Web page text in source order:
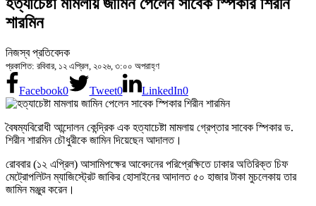
শারমিন
নিজস্ব প্রতিবেদক
প্রকাশিত: রবিবার, ১২ এপ্রিল, ২০২৬, ৩:০০ অপরাহ্ণ
Facebook0 Tweet0 LinkedIn0
বৈষম্যবিরোধী আন্দোলন কেন্দ্রিক এক হত্যাচেষ্টা মামলায় গ্রেপ্তার সাবেক স্পিকার ড.
শিরীন শারমিন চৌধুরীকে জামিন দিয়েছেন আদালত।
রোববার (১২ এপ্রিল) আসামিপক্ষের আবেদনের পরিপ্রেক্ষিতে ঢাকার অতিরিক্ত চিফ
মেট্রোপলিটন ম্যাজিস্ট্রেট জাকির হোসাইনের আদালত ৫০ হাজার টাকা মুচলেকায় তার
জামিন মঞ্জুর করেন।